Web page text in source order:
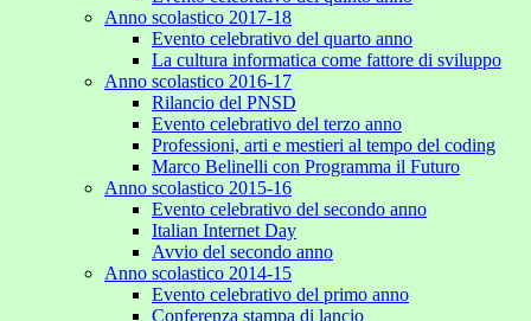
Anno scolastico 2017-18
Evento celebrativo del quarto anno
La cultura informatica come fattore di sviluppo
Anno scolastico 2016-17
Rilancio del PNSD
Evento celebrativo del terzo anno
Professioni, arti e mestieri al tempo del coding
Marco Belinelli con Programma il Futuro
Anno scolastico 2015-16
Evento celebrativo del secondo anno
Italian Internet Day
Avvio del secondo anno
Anno scolastico 2014-15
Evento celebrativo del primo anno
Conferenza stampa di lancio